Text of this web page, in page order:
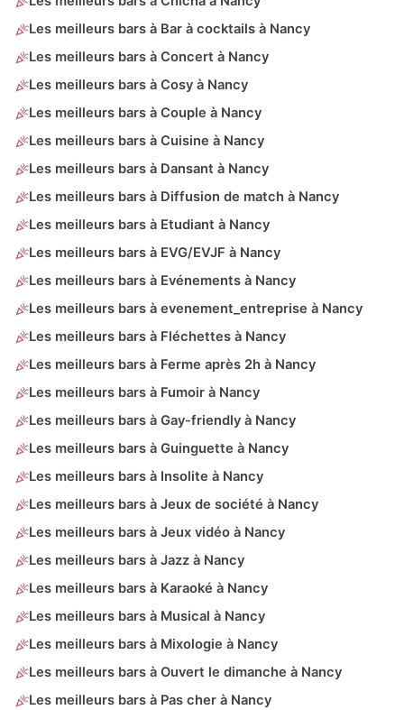
Les meilleurs bars à Bar à cocktails à Nancy
Les meilleurs bars à Concert à Nancy
Les meilleurs bars à Cosy à Nancy
Les meilleurs bars à Couple à Nancy
Les meilleurs bars à Cuisine à Nancy
Les meilleurs bars à Dansant à Nancy
Les meilleurs bars à Diffusion de match à Nancy
Les meilleurs bars à Etudiant à Nancy
Les meilleurs bars à EVG/EVJF à Nancy
Les meilleurs bars à Evénements à Nancy
Les meilleurs bars à evenement_entreprise à Nancy
Les meilleurs bars à Fléchettes à Nancy
Les meilleurs bars à Ferme après 2h à Nancy
Les meilleurs bars à Fumoir à Nancy
Les meilleurs bars à Gay-friendly à Nancy
Les meilleurs bars à Guinguette à Nancy
Les meilleurs bars à Insolite à Nancy
Les meilleurs bars à Jeux de société à Nancy
Les meilleurs bars à Jeux vidéo à Nancy
Les meilleurs bars à Jazz à Nancy
Les meilleurs bars à Karaoké à Nancy
Les meilleurs bars à Musical à Nancy
Les meilleurs bars à Mixologie à Nancy
Les meilleurs bars à Ouvert le dimanche à Nancy
Les meilleurs bars à Pas cher à Nancy